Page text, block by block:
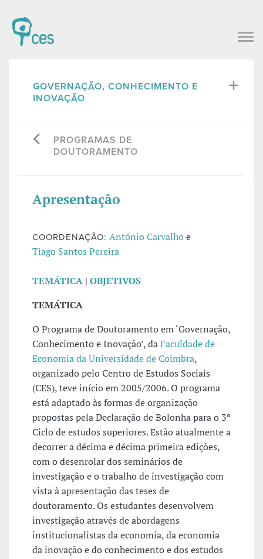
GOVERNAÇÃO, CONHECIMENTO E
INOVAÇÃO
PROGRAMAS DE
DOUTORAMENTO
Apresentação
COORDENAÇÃO: António Carvalhoe
Tiago Santos Pereira
TEMÁTICA | OBJETIVOS
TEMÁTICA
O Programa de Doutoramento em ‘Governação,
Conhecimento e Inovação’, daFaculdade de
Economia da Universidade de Coimbra,
organizado pelo Centro de Estudos Sociais
(CES), teve início em 2005/2006. O programa
está adaptado às formas de organização
propostas pela Declaração de Bolonha para o 3º
Ciclo de estudos superiores. Estão atualmente a
decorrer a décima e décima primeira edições,
com o desenrolar dos seminários de
investigação e o trabalho de investigação com
vista à apresentação das teses de
doutoramento. Os estudantes desenvolvem
investigação através de abordagens
institucionalistas da economia, da economia
da inovação e do conhecimento e dos estudos